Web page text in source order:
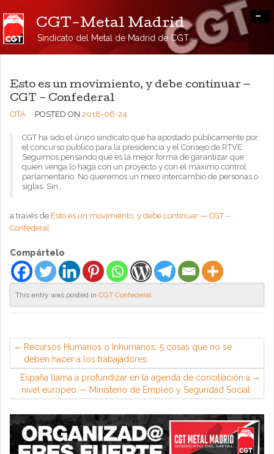
CGT-Metal Madrid
Sindicato del Metal de Madrid de CGT
-
Esto es un movimiento, y debe continuar —
CGT – Confederal
CITA POSTED ON 2018-06-24
CGT ha sido el único sindicato que ha apostado públicamente por
el concurso público para la presidencia y el Consejo de RTVE.
Seguimos pensando que es la mejor forma de garantizar que
quien venga lo haga con un proyecto y con el máximo control
parlamentario. No queremos un mero intercambio de personas o
siglas. Sin…
a través de Esto es un movimiento, y debe continuar — CGT –
Confederal
Compártelo
This entry was posted in CGT Confederal.
Recursos Humanos o Inhumanos: 5 cosas que no se
deben hacer a los trabajadores
España llama a profundizar en la agenda de conciliación a
nivel europeo — Ministerio de Empleo y Seguridad Social